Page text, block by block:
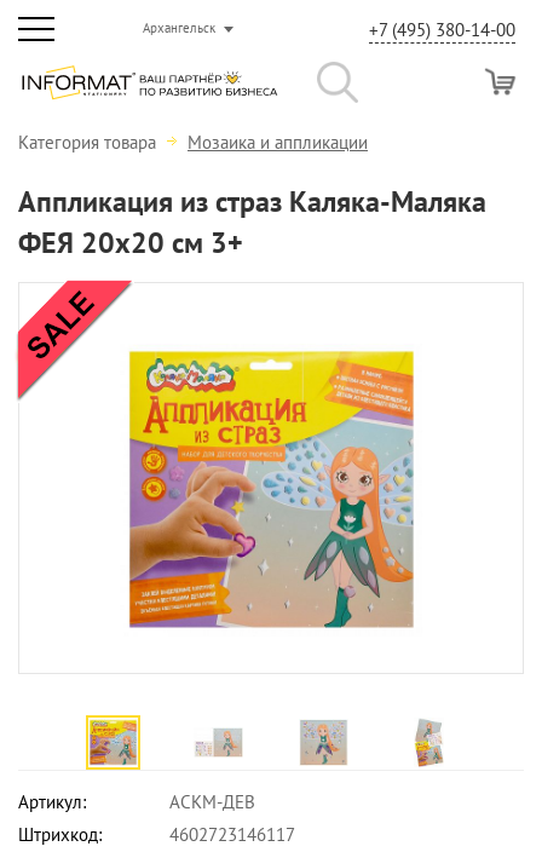
Архангельск +7 (495) 380-14-00
Категория товара Мозаика и аппликации
Аппликация из страз Каляка-Маляка
ФЕЯ 20х20 см 3+
Артикул:
АСКМ-ДЕВ
Штрихкод:
4602723146117